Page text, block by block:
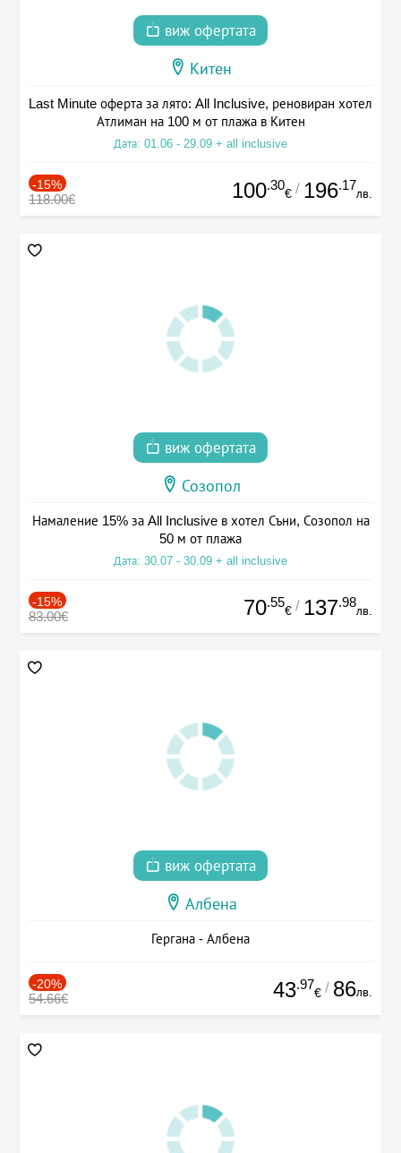
виж офертата
Китен
Last Minute оферта за лято: All Inclusive, реновиран хотел
Атлиман на 100 м от плажа в Китен
Дата: 01.06 - 29.09 + all inclusive
-15%
118.00€ 100.30
€ / 196.17
лв.
виж офертата
Созопол
Намаление 15% за All Inclusive в хотел Съни, Созопол на
50 м от плажа
Дата: 30.07 - 30.09 + all inclusive
-15%
83.00€ 70.55
€ / 137.98
лв.
виж офертата
Албена
Гергана - Албена
-20%
54.66€ 43.97
€ / 86лв.